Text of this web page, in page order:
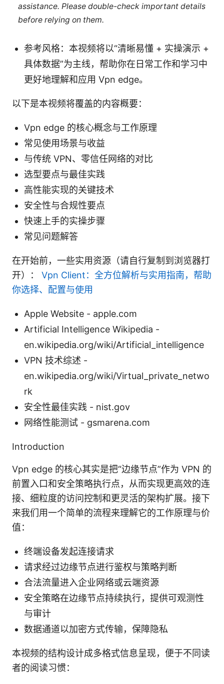
assistance. Please double-check important details
before relying on them.
参考风格：本视频将以“清晰易懂 + 实操演示 +
具体数据”为主线，帮助你在日常工作和学习中
更好地理解和应用 Vpn edge。
以下是本视频将覆盖的内容概要：
Vpn edge 的核心概念与工作原理
常见使用场景与收益
与传统 VPN、零信任网络的对比
选型要点与最佳实践
高性能实现的关键技术
安全性与合规性要点
快速上手的实操步骤
常见问题解答
在开始前，一些实用资源（请自行复制到浏览器打
开）： Vpn Client：全方位解析与实用指南，帮助
你选择、配置与使用
Apple Website - apple.com
Artificial Intelligence Wikipedia -
en.wikipedia.org/wiki/Artificial_intelligence
VPN 技术综述 -
en.wikipedia.org/wiki/Virtual_private_netwo
rk
安全性最佳实践 - nist.gov
网络性能测试 - gsmarena.com
Introduction
Vpn edge 的核心其实是把“边缘节点”作为 VPN 的
前置入口和安全策略执行点，从而实现更高效的连
接、细粒度的访问控制和更灵活的架构扩展。接下
来我们用一个简单的流程来理解它的工作原理与价
值：
终端设备发起连接请求
请求经过边缘节点进行鉴权与策略判断
合法流量进入企业网络或云端资源
安全策略在边缘节点持续执行，提供可观测性
与审计
数据通道以加密方式传输，保障隐私
本视频的结构设计成多格式信息呈现，便于不同读
者的阅读习惯：